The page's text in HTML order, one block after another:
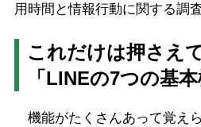
用時間と情報行動に関する調査
これだけは押さえ
「LINEの7つの基本
機能がたくさんあって覚え